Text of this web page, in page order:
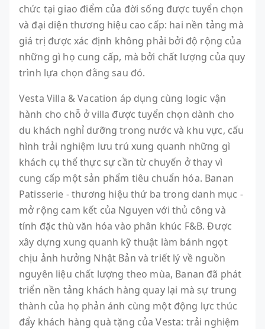
chức tại giao điểm của đời sống được tuyển chọn
và đại diện thương hiệu cao cấp: hai nền tảng mà
giá trị được xác định không phải bởi độ rộng của
những gì họ cung cấp, mà bởi chất lượng của quy
trình lựa chọn đằng sau đó.
Vesta Villa & Vacation áp dụng cùng logic vận
hành cho chỗ ở villa được tuyển chọn dành cho
du khách nghỉ dưỡng trong nước và khu vực, cấu
hình trải nghiệm lưu trú xung quanh những gì
khách cụ thể thực sự cần từ chuyến ở thay vì
cung cấp một sản phẩm tiêu chuẩn hóa. Banan
Patisserie - thương hiệu thứ ba trong danh mục -
mở rộng cam kết của Nguyen với thủ công và
tính đặc thù văn hóa vào phân khúc F&B. Được
xây dựng xung quanh kỹ thuật làm bánh ngọt
chịu ảnh hưởng Nhật Bản và triết lý về nguồn
nguyên liệu chất lượng theo mùa, Banan đã phát
triển nền tảng khách hàng quay lại mà sự trung
thành của họ phản ánh cùng một động lực thúc
đẩy khách hàng quà tặng của Vesta: trải nghiệm